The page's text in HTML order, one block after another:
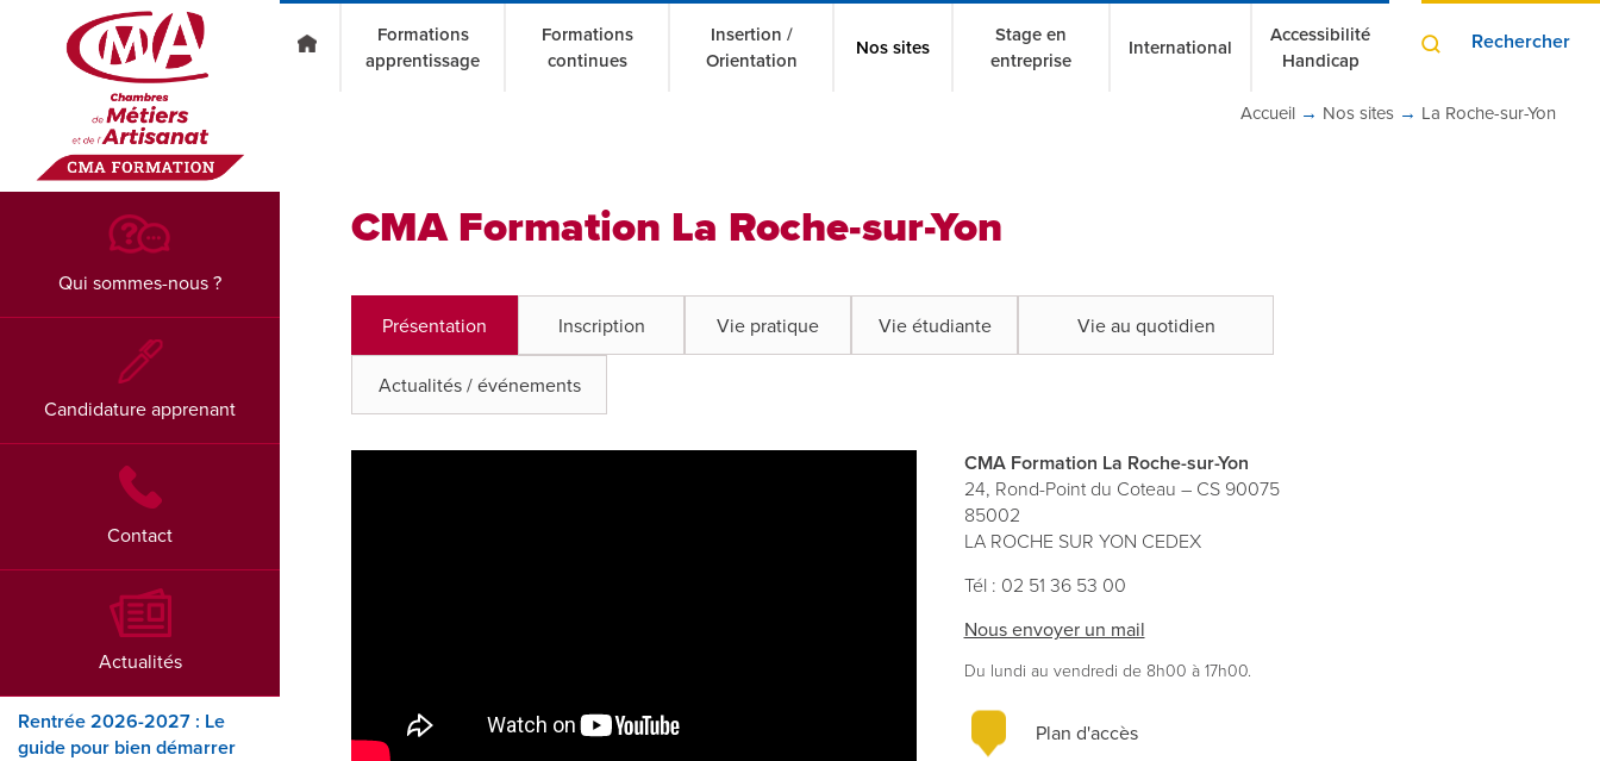
Go to main content
Formations
apprentissage
Formations
continues
Insertion /
Orientation
Nos sites
Stage en
entreprise
International
Accessibilité
Handicap
Rechercher
Qui sommes-nous ?
Candidature apprenant
Contact
Actualités
Rentrée 2026-2027 : Le
guide pour bien démarrer
Accueil→ Nos sites→ La Roche-sur-Yon
CMA Formation La Roche-sur-Yon
Présentation Inscription Vie pratique Vie étudiante Vie au quotidien
Actualités / événements
CMA Formation La Roche-sur-Yon
24, Rond-Point du Coteau – CS 90075
85002
LA ROCHE SUR YON CEDEX
Tél : 02 51 36 53 00
Nous envoyer un mail
Du lundi au vendredi de 8h00 à 17h00.
Plan d'accès